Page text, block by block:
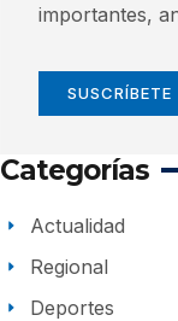
importantes,
SUSCRÍBETE
Categorías
Actualidad
Regional
Deportes